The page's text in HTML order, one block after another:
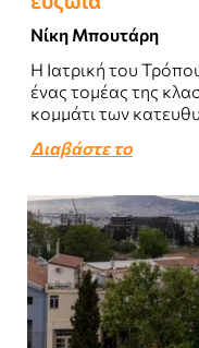
Νίκη Μπουτάρη
Η Ιατρική του
ένας τομέας της
κομμάτι των
Διαβάστε το